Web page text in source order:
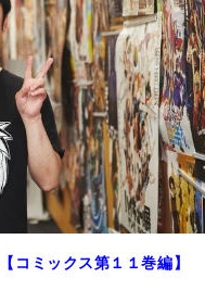
コミックス第１１巻編】